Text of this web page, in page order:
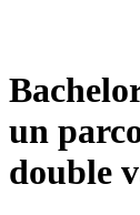
un
double